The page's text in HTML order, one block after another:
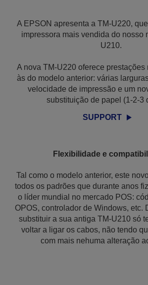
A EPSON apresenta a TM-U220,
impressora mais vendida do nosso
U210.
A nova TM-U220 oferece prestações
às do modelo anterior: várias
velocidade de impressão e um
substituição de papel (1-2-3
SUPPORT
Flexibilidade e
Tal como o modelo anterior, este
todos os padrões que durante anos
o líder mundial no mercado POS:
OPOS, controlador de Windows, etc.
substituir a sua antiga TM-U210 só
voltar a ligar os cabos, não tendo
com mais nehuma alteração